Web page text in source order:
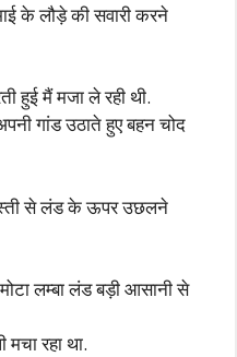
के लौड़े की सवारी करने
हुई मैं मजा ले रही थी.
गांड उठाते हुए बहन चोद
से लंड के ऊपर उछलने
लम्बा लंड बड़ी आसानी से
रहा था.